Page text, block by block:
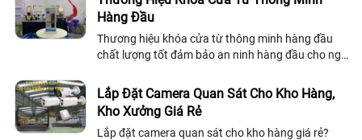
Hàng Đầu
Thương hiệu khóa cửa từ thông minh hàng đầu
chất lượng tốt đảm bảo an ninh hàng đầu cho ngôi
nên chọn những thương hiệu uy tín chuyên nghiêp
về khóa cửa từ mục đích an toàn bảo vệ tài sản
tuyệt đối
Lắp Đặt Camera Quan Sát Cho Kho Hàng,
Kho Xưởng Giá Rẻ
Lắp đặt camera quan sát cho kho hàng giá rẻ?